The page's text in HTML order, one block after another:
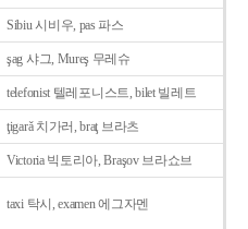
Sibiu 시비우, pas 파스
şag 샤그, Mureş 무레슈
telefonist 텔레포니스트, bilet 빌레트
ţigarǎ 치가러, braţ 브라츠
Victoria 빅토리아, Braşov 브라쇼브
taxi 탁시, examen 에그자멘